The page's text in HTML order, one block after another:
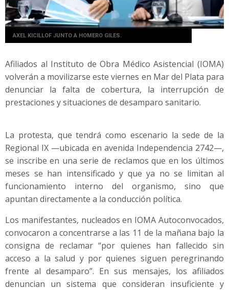
AXEL KICILLOF JUNTO A HOMERO GILES.
Afiliados al Instituto de Obra Médico Asistencial (IOMA)
volverán a movilizarse este viernes en Mar del Plata para
denunciar la falta de cobertura, la interrupción de
prestaciones y situaciones de desamparo sanitario.
La protesta, que tendrá como escenario la sede de la
Regional IX —ubicada en avenida Independencia 2742—,
se inscribe en una serie de reclamos que en los últimos
meses se han intensificado y que ya no se limitan al
funcionamiento interno del organismo, sino que
apuntan directamente a la conducción política.
Los manifestantes, nucleados en IOMA Autoconvocados,
convocaron a concentrarse a las 11 de la mañana bajo la
consigna de reclamar “por quienes han fallecido sin
acceso a la salud y por quienes siguen peregrinando
frente al desamparo”. En sus mensajes, los afiliados
denuncian un sistema que consideran insuficiente y